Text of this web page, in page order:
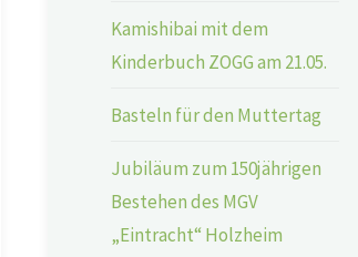
Kamishibai mit dem
Kinderbuch ZOGG am 21.05.
Basteln für den Muttertag
Jubiläum zum 150jährigen
Bestehen des MGV
„Eintracht“ Holzheim